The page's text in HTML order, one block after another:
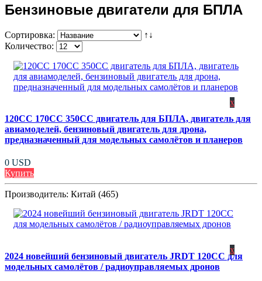
Бензиновые двигатели для БПЛА
Сортировка:
↑↓
Количество:
120CC 170CC 350CC двигатель для БПЛА, двигатель для
авиамоделей, бензиновый двигатель для дрона,
предназначенный для модельных самолётов и планеров
0 USD
Купить
x
Производитель: Китай (465)
2024 новейший бензиновый двигатель JRDT 120CC для
модельных самолётов / радиоуправляемых дронов
x